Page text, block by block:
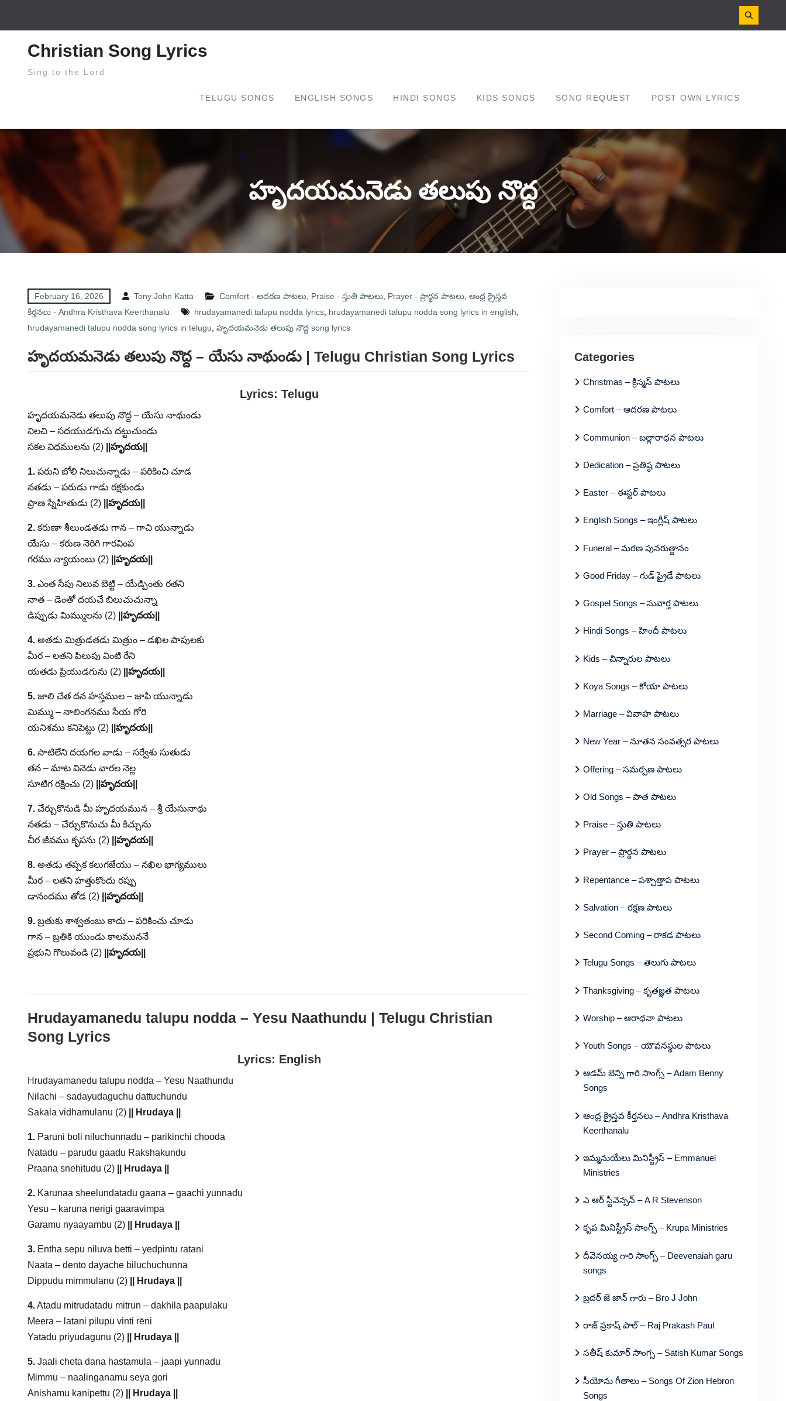
Christian Song Lyrics
Sing to the Lord
TELUGU SONGS ENGLISH SONGS HINDI SONGS KIDS SONGS SONG REQUEST POST OWN LYRICS
హృదయమనెడు తలుపు నొద్ద
February 16, 2026 Tony John Katta Comfort - ఆదరణ పాటలు Praise - స్తుతి పాటలు Prayer - ప్రార్థన పాటలు ఆంధ్ర క్రైస్తవ
కీర్తనలు - Andhra Kristhava Keerthanalu
hrudayamanedi talupu nodda lyrics hrudayamanedi talupu nodda song lyrics in english
hrudayamanedi talupu nodda song lyrics in telugu హృదయమనెడు తలుపు నొద్ద song lyrics
హృదయమనెడు తలుపు నొద్ద – యేసు నాథుండు | Telugu Christian Song Lyrics
Lyrics: Telugu
హృదయమనెడు తలుపు నొద్ద – యేసు నాథుండు
నిలచి – సదయుడగుచు దట్టుచుండు
సకల విధములను (2)
||హృదయ||
1. పరుని బోలి నిలుచున్నాడు – పరికించి చూడ
నతడు – పరుడు గాడు రక్షకుండు
ప్రాణ స్నేహితుడు (2)
||హృదయ||
2. కరుణా శీలుండతడు గాన – గాచి యున్నాడు
యేసు – కరుణ నెరిగి గారవింప
గరము న్యాయంబు (2)
||హృదయ||
3. ఎంత సేపు నిలువ బెట్టి – యేడ్పింతు రతని
నాత – డెంతో దయచే బిలుచుచున్నా
డిప్పుడు మిమ్ములను (2) ||హృదయ||
4. అతడు మిత్రుడతడు మిత్రుం – డఖిల పాపులకు
మీర – లతని పిలుపు వింటి రేని
యతడు ప్రియుడగును (2)
||హృదయ||
5. జాలి చేత దన హస్తముల – జాపి యున్నాడు
మిమ్ము – నాలింగనము సేయ గోరి
యనిశము కనిపెట్టు (2)
||హృదయ||
6. సాటిలేని దయగల వాడు – సర్వేశు సుతుడు
తన – మాట వినెడు వారల నెల్ల
సూటిగ రక్షించు (2)
||హృదయ||
7. చేర్చుకొనుడి మీ హృదయమున – శ్రీ యేసునాథు
నతడు – చేర్చుకొనుచు మీ కిచ్చును
చీర జీవము కృపను (2)
||హృదయ||
8. అతడు తప్పక కలుగజేయు – నఖిల భాగ్యములు
మీర – లతని హత్తుకొందు రప్పు
డానందము తోడ (2)
||హృదయ||
9. బ్రతుకు శాశ్వతంబు కాదు – పరికించు చూడు
గాన – బ్రతికి యుండు కాలముననే
ప్రభుని గొలువండి (2)
||హృదయ||
Hrudayamanedu talupu nodda – Yesu Naathundu | Telugu Christian
Song Lyrics
Lyrics: English
Hrudayamanedu talupu nodda – Yesu Naathundu
Nilachi – sadayudaguchu dattuchundu
Sakala vidhamulanu (2)
|| Hrudaya ||
1. Paruni boli niluchunnadu – parikinchi chooda
Natadu – parudu gaadu Rakshakundu
Praana snehitudu (2)
|| Hrudaya ||
2. Karunaa sheelundatadu gaana – gaachi yunnadu
Yesu – karuna nerigi gaaravimpa
Garamu nyaayambu (2) || Hrudaya ||
3. Entha sepu niluva betti – yedpintu ratani
Naata – dento dayache biluchuchunna
Dippudu mimmulanu (2) || Hrudaya ||
4.Atadu mitrudatadu mitrun – dakhila paapulaku
Meera – latani pilupu vinti rēni
Yatadu priyudagunu (2)
|| Hrudaya ||
5. Jaali cheta dana hastamula – jaapi yunnadu
Mimmu – naalinganamu seya gori
Anishamu kanipettu (2) || Hrudaya ||
Categories
Christmas – క్రిస్మస్ పాటలు
Comfort – ఆదరణ పాటలు
Communion – బల్లారాధన పాటలు
Dedication – ప్రతిష్ఠ పాటలు
Easter – ఈస్టర్ పాటలు
English Songs – ఇంగ్లీష్ పాటలు
Funeral – మరణ పునరుత్దానం
Good Friday – గుడ్ ఫ్రైడే పాటలు
Gospel Songs – సువార్త పాటలు
Hindi Songs – హిందీ పాటలు
Kids – చిన్నారుల పాటలు
Koya Songs – కోయా పాటలు
Marriage – వివాహ పాటలు
New Year – నూతన సంవత్సర పాటలు
Offering – సమర్పణ పాటలు
Old Songs – పాత పాటలు
Praise – స్తుతి పాటలు
Prayer – ప్రార్థన పాటలు
Repentance – పశ్చాత్తాప పాటలు
Salvation – రక్షణ పాటలు
Second Coming – రాకడ పాటలు
Telugu Songs – తెలుగు పాటలు
Thanksgiving – కృతజ్ఞత పాటలు
Worship – ఆరాధనా పాటలు
Youth Songs – యౌవనస్థుల పాటలు
ఆడమ్ బెన్ని గారి సాంగ్స్ – Adam Benny
Songs
ఆంధ్ర క్రైస్తవ కీర్తనలు – Andhra Kristhava
Keerthanalu
ఇమ్మనుయేలు మినిస్ట్రీస్ – Emmanuel
Ministries
ఎ ఆర్ స్టీవెన్సన్ – A R Stevenson
కృప మినిస్ట్రీస్ సాంగ్స్ – Krupa Ministries
దీవెనయ్య గారి సాంగ్స్ – Deevenaiah garu
songs
బ్రదర్ జె జాన్ గారు – Bro J John
రాజ్ ప్రకాష్ పాల్ – Raj Prakash Paul
సతీష్ కుమార్ సాంగ్స – Satish Kumar Songs
సీయోను గీతాలు – Songs Of Zion Hebron
Songs